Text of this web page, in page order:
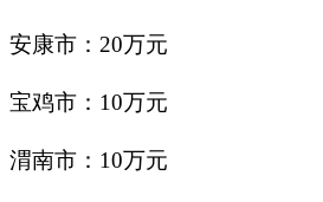
安康市： 20万元
宝鸡市： 10万元
渭南市： 10万元